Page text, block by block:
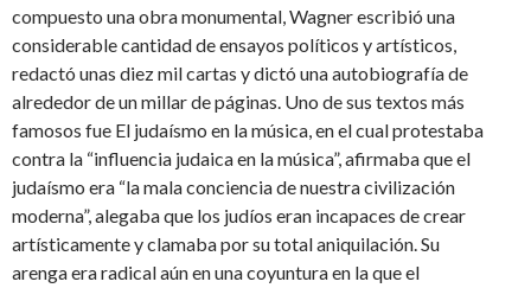
compuesto una obra monumental, Wagner escribió una
considerable cantidad de ensayos políticos y artísticos,
redactó unas diez mil cartas y dictó una autobiografía de
alrededor de un millar de páginas. Uno de sus textos más
famosos fue El judaísmo en la música, en el cual protestaba
contra la “influencia judaica en la música”, afirmaba que el
judaísmo era “la mala conciencia de nuestra civilización
moderna”, alegaba que los judíos eran incapaces de crear
artísticamente y clamaba por su total aniquilación. Su
arenga era radical aún en una coyuntura en la que el